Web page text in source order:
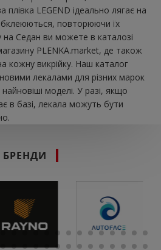
плівка LEGEND ідеально лягає на
повторюючи їх
на Седан ви можете в каталозі
PLENKA.market, де також
кожну викрійку. Наш каталог
лекалами для різних марок
моделі. У разі, якщо
в базі, лекала можуть бути
БРЕНДИ